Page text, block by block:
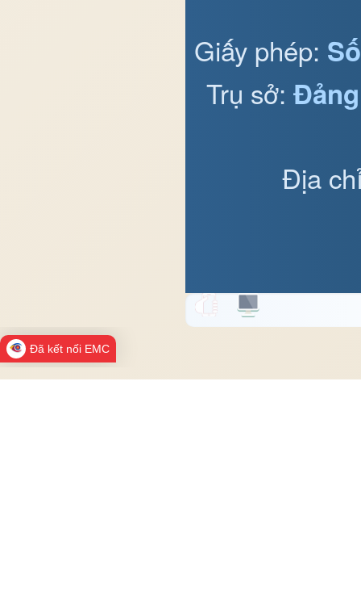
Giấy phép:
Trụ sở:
Địa
Đã kết nối EMC